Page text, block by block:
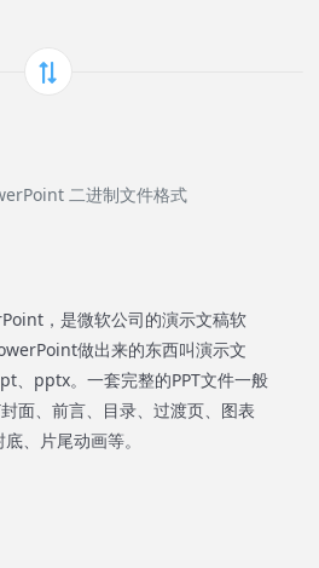
二进制文件格式
，是微软公司的演示文稿软
做出来的东西叫演示文
、pptx。一套完整的PPT文件一般
面、前言、目录、过渡页、图表
、片尾动画等。